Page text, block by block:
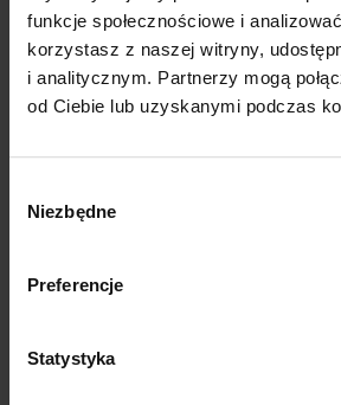
funkcje społecznościowe i
korzystasz z naszej witryny,
i analitycznym. Partnerzy mogą
od Ciebie lub uzyskanymi podczas
zgody
Niezbędne
Preferencje
Statystyka
herbacianego, 100%